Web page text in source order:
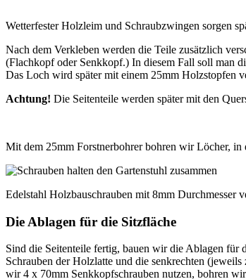
Wetterfester Holzleim und Schraubzwingen sorgen
Nach dem Verkleben werden die Teile zusätzlich
(Flachkopf oder Senkkopf.) In diesem Fall soll man
Das Loch wird später mit einem 25mm Holzstopfen
Achtung! Die Seitenteile werden später mit den
Mit dem 25mm Forstnerbohrer bohren wir Löcher, in
Edelstahl Holzbauschrauben mit 8mm Durchmesser
Die Ablagen für die Sitzfläche
Sind die Seitenteile fertig, bauen wir die Ablagen
Schrauben der Holzlatte und die senkrechten
wir 4 x 70mm Senkkopfschrauben nutzen, bohren